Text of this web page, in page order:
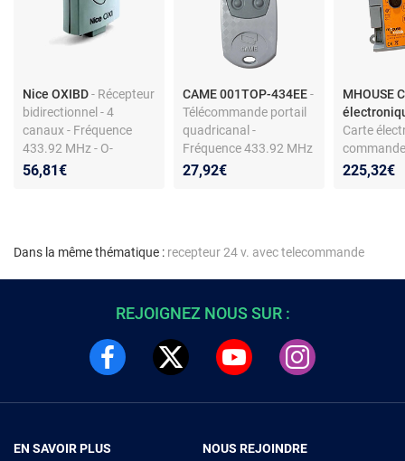
Nice OXIBD- Récepteur
bidirectionnel - 4
canaux - Fréquence
433.92 MHz - O-
code/Flor-s/Flo
56,81€
CAME 001TOP-434EE-
Télécommande portail
quadricanal -
Fréquence 433.92 MHz
- Code tournant - Coque
27,92€
MHOUSE
Carte
225,32€
Dans la même thématique : recepteur 24 v. avec telecommande
REJOIGNEZ NOUS SUR :
EN SAVOIR PLUS
NOUS REJOINDRE